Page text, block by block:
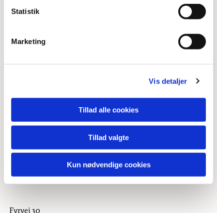
Statistik
Marketing
Vis detaljer
Tillad alle cookies
Tillad valgte
Kun nødvendige cookies
Fyrvej 30